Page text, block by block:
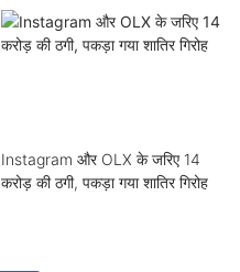
Instagram और OLX के जरिए 14
करोड़ की ठगी, पकड़ा गया शातिर गिरोह